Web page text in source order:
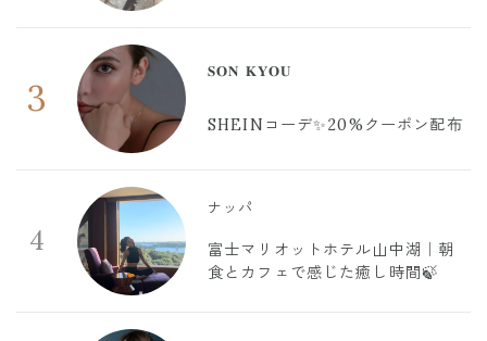
3
𝐒𝐎𝐍 𝐊𝐘𝐎𝐔
SHEINコーデ✨20%クーポン配布
4
ナッパ
富士マリオットホテル山中湖｜朝
食とカフェで感じた癒し時間🍃